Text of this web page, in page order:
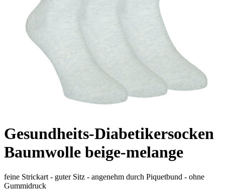
Gesundheits-Diabetikersocken
Baumwolle beige-melange
feine Strickart - guter Sitz - angenehm durch Piquetbund - ohne
Gummidruck